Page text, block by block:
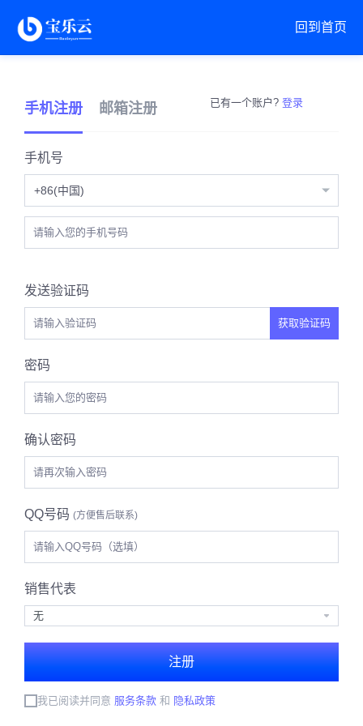
回到首页
手机注册 邮箱注册 已有一个账户? 登录
手机号
+86(中国)
发送验证码
获取验证码
密码
确认密码
QQ号码 (方便售后联系)
销售代表
注册
我已阅读并同意 服务条款 和 隐私政策